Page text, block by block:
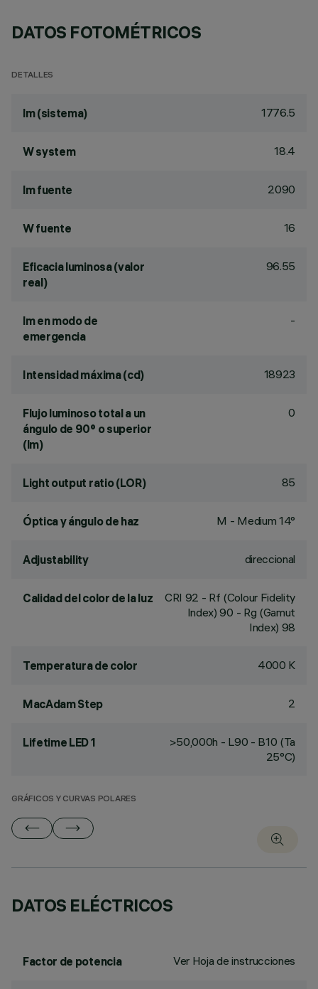
DATOS FOTOMÉTRICOS
DETALLES
lm (sistema) 1776.5
W system 18.4
lm fuente 2090
W fuente 16
Eficacia luminosa (valor
real)
96.55
lm en modo de
emergencia
-
Intensidad máxima (cd) 18923
Flujo luminoso total a un
ángulo de 90° o superior
(lm)
0
Light output ratio (LOR) 85
Óptica y ángulo de haz M - Medium 14°
Adjustability direccional
Calidad del color de la luz CRI 92 - Rf (Colour Fidelity
Index) 90 - Rg (Gamut
Index) 98
Temperatura de color 4000 K
MacAdam Step 2
Lifetime LED 1
>50,000h - L90 - B10 (Ta
25°C)
GRÁFICOS Y CURVAS POLARES
DATOS ELÉCTRICOS
Factor de potencia Ver Hoja de instrucciones